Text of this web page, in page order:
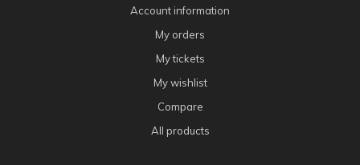
Account information
My orders
My tickets
My wishlist
Compare
All products